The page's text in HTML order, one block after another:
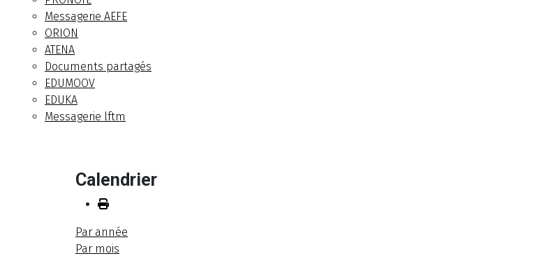
Messagerie AEFE
ORION
ATENA
Documents partagés
EDUMOOV
EDUKA
Messagerie lftm
Calendrier
Par année
Par mois